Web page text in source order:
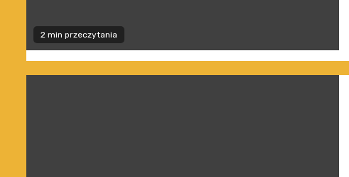
2 min przeczytania